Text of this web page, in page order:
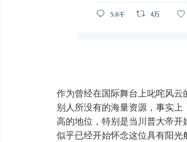
作为曾经在国际舞台上叱咤风
别人所没有的海量资源，事实
高的地位，特别是当川普大帝
似乎已经开始怀念这位具有阳